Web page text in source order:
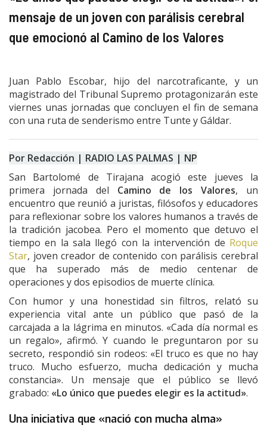
mensaje de un joven con parálisis cerebral
que emocionó al Camino de los Valores
Juan Pablo Escobar, hijo del narcotraficante, y un
magistrado del Tribunal Supremo protagonizarán este
viernes unas jornadas que concluyen el fin de semana
con una ruta de senderismo entre Tunte y Gáldar.
Por Redacción | RADIO LAS PALMAS | NP
San Bartolomé de Tirajana acogió este jueves la
primera jornada del Camino de los Valores, un
encuentro que reunió a juristas, filósofos y educadores
para reflexionar sobre los valores humanos a través de
la tradición jacobea. Pero el momento que detuvo el
tiempo en la sala llegó con la intervención de Roque
Star, joven creador de contenido con parálisis cerebral
que ha superado más de medio centenar de
operaciones y dos episodios de muerte clínica.
Con humor y una honestidad sin filtros, relató su
experiencia vital ante un público que pasó de la
carcajada a la lágrima en minutos. «Cada día normal es
un regalo», afirmó. Y cuando le preguntaron por su
secreto, respondió sin rodeos: «El truco es que no hay
truco. Mucho esfuerzo, mucha dedicación y mucha
constancia». Un mensaje que el público se llevó
grabado: «Lo único que puedes elegir es la actitud».
Una iniciativa que «nació con mucha alma»